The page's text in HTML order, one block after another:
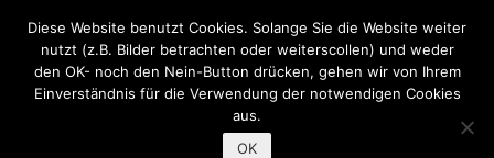
MENU
Diese Website benutzt Cookies. Solange Sie die Website weiter
nutzt (z.B. Bilder betrachten oder weiterscollen) und weder
den OK- noch den Nein-Button drücken, gehen wir von Ihrem
Einverständnis für die Verwendung der notwendigen Cookies
aus.
OK